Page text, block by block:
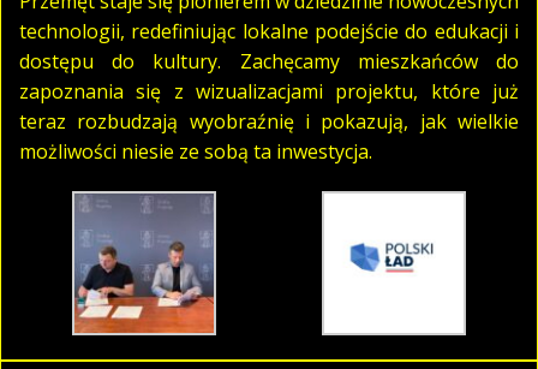
technologii, redefiniując lokalne podejście do edukacji i
dostępu do kultury. Zachęcamy mieszkańców do
zapoznania się z wizualizacjami projektu, które już
teraz rozbudzają wyobraźnię i pokazują, jak wielkie
możliwości niesie ze sobą ta inwestycja.